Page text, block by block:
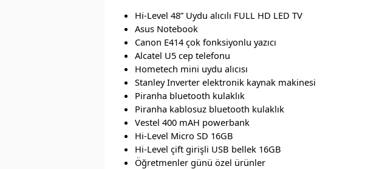
Hi-Level 48” Uydu alıcılı FULL HD LED TV
Asus Notebook
Canon E414 çok fonksiyonlu yazıcı
Alcatel U5 cep telefonu
Hometech mini uydu alıcısı
Stanley Inverter elektronik kaynak makinesi
Piranha bluetooth kulaklık
Piranha kablosuz bluetooth kulaklık
Vestel 400 mAH powerbank
Hi-Level Micro SD 16GB
Hi-Level çift girişli USB bellek 16GB
Öğretmenler günü özel ürünler